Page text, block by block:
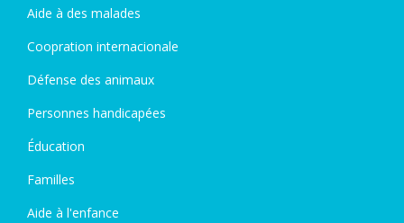
Aide à des malades
Coopration internacionale
Défense des animaux
Personnes handicapées
Éducation
Familles
Aide à l'enfance